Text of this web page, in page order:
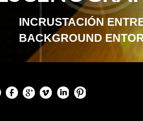
INCRUSTACIÓN
BACKGROUND